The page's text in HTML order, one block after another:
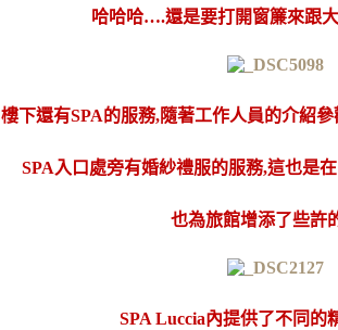
哈哈哈….還是要打開窗簾來跟
樓下還有SPA的服務,隨著工作人員的介紹
SPA入口處旁有婚紗禮服的服務,這也是
也為旅館增添了些許
SPA Luccia內提供了不同的